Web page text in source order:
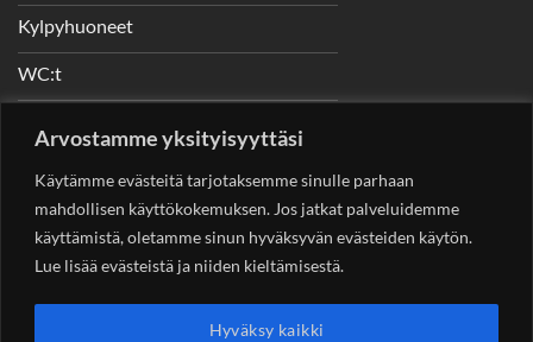
Arvostamme yksityisyyttäsi
Käytämme evästeitä tarjotaksemme sinulle parhaan
mahdollisen käyttökokemuksen. Jos jatkat palveluidemme
käyttämistä, oletamme sinun hyväksyvän evästeiden käytön.
Lue lisää evästeistä ja niiden kieltämisestä.
Hyväksy kaikki
Kylpyhuoneet
WC:t
YHTEYSTIEDOT
Helsingin Rakennuskonevuokraus OySotungintie 449,
00890 Helsinki 0400 99 53 63